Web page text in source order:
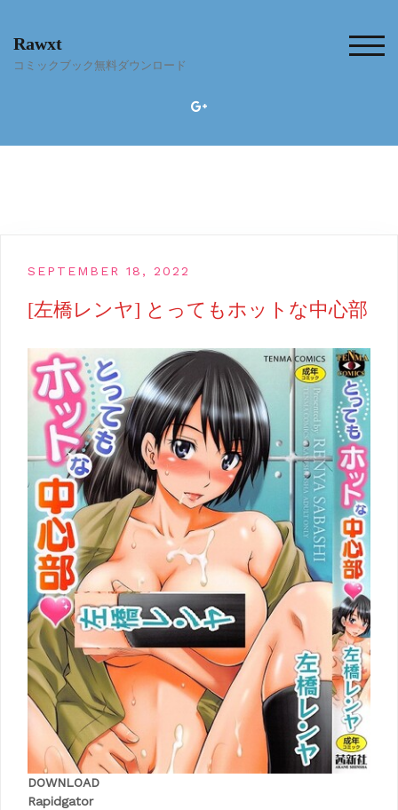
content
Rawxt
コミックブック無料ダウンロード
SEPTEMBER 18, 2022
[左橋レンヤ] とってもホットな中心部
DOWNLOAD
Rapidgator